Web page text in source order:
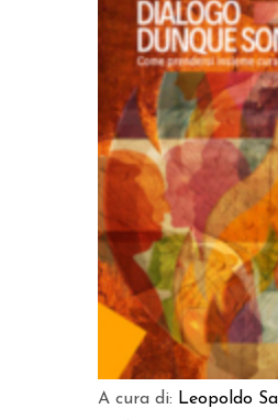
AGGIUNGI AL
A cura di: Leopoldo